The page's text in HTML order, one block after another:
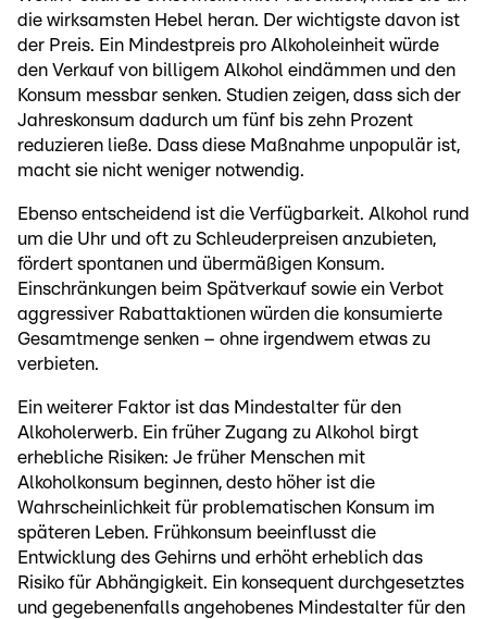
die wirksamsten Hebel heran. Der wichtigste davon ist
der Preis. Ein Mindestpreis pro Alkoholeinheit würde
den Verkauf von billigem Alkohol eindämmen und den
Konsum messbar senken. Studien zeigen, dass sich der
Jahreskonsum dadurch um fünf bis zehn Prozent
reduzieren ließe. Dass diese Maßnahme unpopulär ist,
macht sie nicht weniger notwendig.
Ebenso entscheidend ist die Verfügbarkeit. Alkohol rund
um die Uhr und oft zu Schleuderpreisen anzubieten,
fördert spontanen und übermäßigen Konsum.
Einschränkungen beim Spätverkauf sowie ein Verbot
aggressiver Rabattaktionen würden die konsumierte
Gesamtmenge senken – ohne irgendwem etwas zu
verbieten.
Ein weiterer Faktor ist das Mindestalter für den
Alkoholerwerb. Ein früher Zugang zu Alkohol birgt
erhebliche Risiken: Je früher Menschen mit
Alkoholkonsum beginnen, desto höher ist die
Wahrscheinlichkeit für problematischen Konsum im
späteren Leben. Frühkonsum beeinflusst die
Entwicklung des Gehirns und erhöht erheblich das
Risiko für Abhängigkeit. Ein konsequent durchgesetztes
und gegebenenfalls angehobenes Mindestalter für den